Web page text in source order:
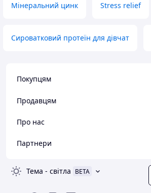
Мінеральний цинк Stress relief
Сироватковий протеїн для дівчат
Покупцям
Продавцям
Про нас
Партнери
Тема - світла BETA